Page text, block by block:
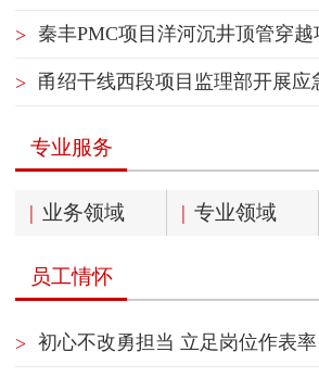
> 秦丰PMC项目洋河沉井顶管穿越项目顺
> 甬绍干线西段项目监理部开展应急物资专
专业服务
| 业务领域 | 专业领域
员工情怀
> 初心不改勇担当 立足岗位作表率